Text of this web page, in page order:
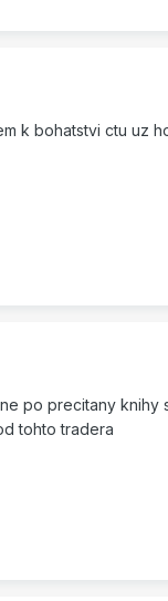
k bohatstvi ctu uz
po precitany
tohto tradera